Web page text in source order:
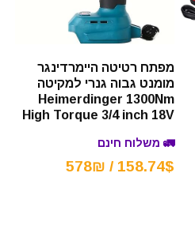
מפתח רטיטה היימרדינגר
מומנט גבוה גנרי למקיטה
Heimerdinger 1300Nm
High Torque 3/4 inch 18V
🚛 משלוח חינם
158.74$ / 578₪